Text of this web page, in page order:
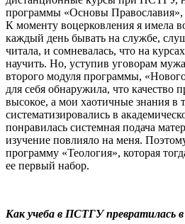
программы «Основы Православия»,
К моменту воцерковления я имела
каждый день бывать на службе,
читала, и сомневалась, что на
научить. Но, уступив уговорам
второго модуля программы,
для себя обнаружила, что качество
высокое, а мои хаотичные знания в
систематизировались в
понравилась системная подача
изучение повлияло на меня.
программу «Теология», которая
ее первый набор.
Как учеба в ПСТГУ превратилась